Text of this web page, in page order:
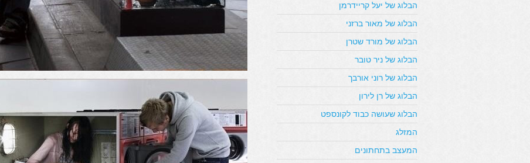
הבלוג של יעל קריידרמן
הבלוג של מאור ברזני
הבלוג של מורד שטרן
הבלוג של ניר טובר
הבלוג של רוני אורבך
הבלוג של רן לירון
הבלוג שעושה כבוד לקונספט
המזלג
המעצב בתחתונים